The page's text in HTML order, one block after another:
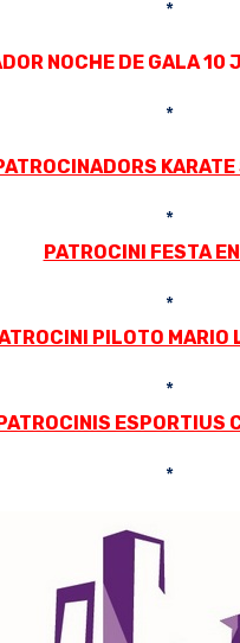
*
NOCHE DE GALA 10
*
*
PATROCINI FESTA
*
PILOTO MARIO
*
PATROCINIS ESPORTIUS
*